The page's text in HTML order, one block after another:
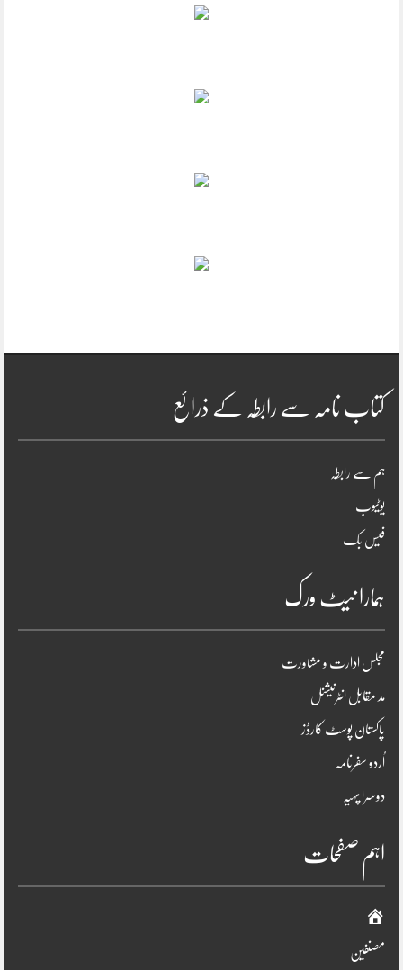
کتاب نامہ سے رابطہ کے ذرائع
ہم سے رابطہ
یوٹیوب
فیس بک
ہمارا نیٹ ورک
مجلس ادارت و مشاورت
مد مقابل انٹرنیشنل
پاکستان پوسٹ کارڈز
اُردو سفرنامہ
دوسرا پہیہ
اہم صفحات
صفحہ
اوّل
مصنفین